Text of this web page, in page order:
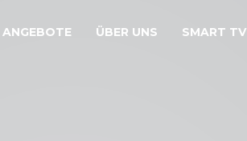
ANGEBOTE ÜBER UNS SMART TV